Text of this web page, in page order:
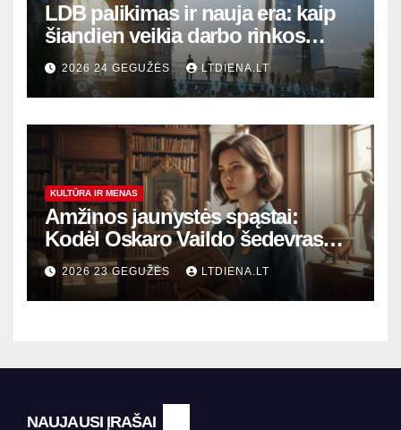
LDB palikimas ir nauja era: kaip
šiandien veikia darbo rinkos
variklis Lietuvoje?
2026 24 GEGUŽĖS LTDIENA.LT
KULTŪRA IR MENAS
Amžinos jaunystės spąstai:
Kodėl Oskaro Vaildo šedevras
šiandien aktualesnis nei bet
kada?
2026 23 GEGUŽĖS LTDIENA.LT
NAUJAUSI ĮRAŠAI